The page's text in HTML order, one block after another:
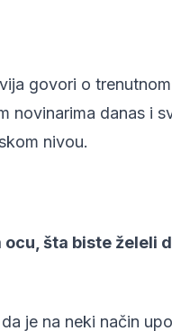
govori o
novinarima danas i
nivou.
šta biste želeli
je na neki način